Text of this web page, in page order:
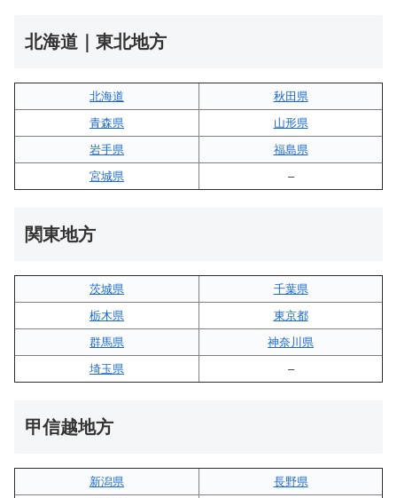
北海道｜東北地方
北海道
秋田県
青森県
山形県
岩手県
福島県
宮城県
–
関東地方
茨城県
千葉県
栃木県
東京都
群馬県
神奈川県
埼玉県
–
甲信越地方
新潟県
長野県